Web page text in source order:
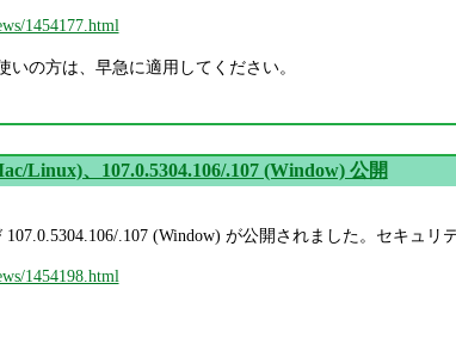
1454177.html
いの方は、早急に適用してください。
Linux)、107.0.5304.106/.107 (Window) 公開
.107 (Window) が公開されました。セキュリ
1454198.html